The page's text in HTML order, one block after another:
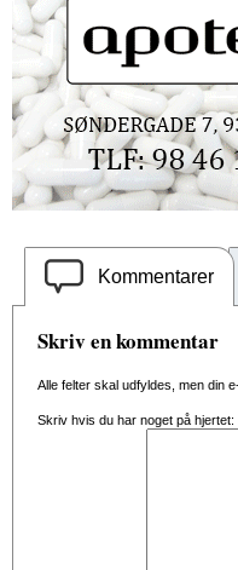
Kommentarer
Skriv en kommentar
Alle felter skal udfyldes, men din
Skriv hvis du har noget på hjertet: